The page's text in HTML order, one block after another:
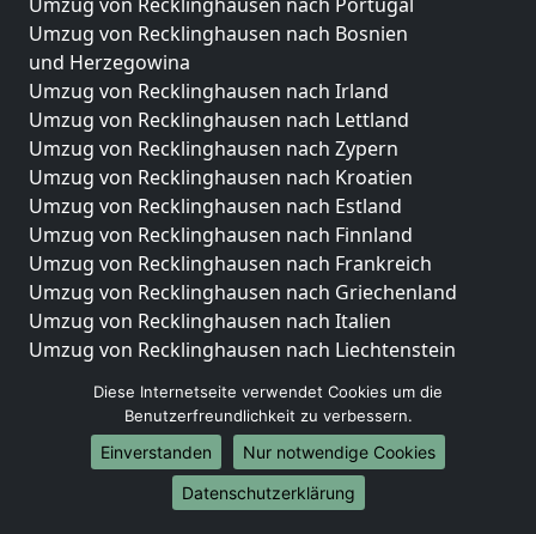
Umzug von Recklinghausen nach Bosnien
und Herzegowina
Umzug von Recklinghausen nach Irland
Umzug von Recklinghausen nach Lettland
Umzug von Recklinghausen nach Zypern
Umzug von Recklinghausen nach Kroatien
Umzug von Recklinghausen nach Estland
Umzug von Recklinghausen nach Finnland
Umzug von Recklinghausen nach Frankreich
Umzug von Recklinghausen nach Griechenland
Umzug von Recklinghausen nach Italien
Umzug von Recklinghausen nach Liechtenstein
Umzug von Recklinghausen nach Niederlande
Umzug von Recklinghausen nach Norwegen
Umzüge-Deutschlandweit
Diese Internetseite verwendet Cookies um die
Benutzerfreundlichkeit zu verbessern.
Einverstanden
Nur notwendige Cookies
Datenschutzerklärung